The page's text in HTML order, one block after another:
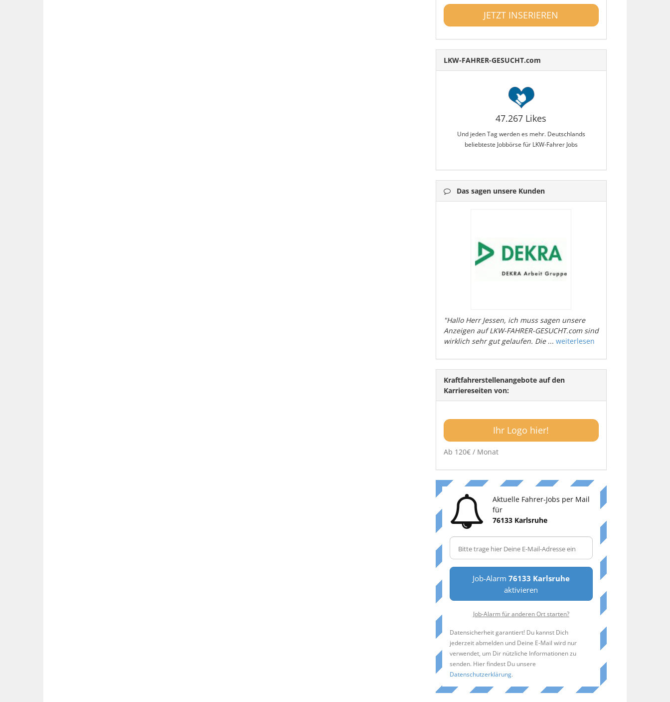
JETZT INSERIEREN
LKW-FAHRER-GESUCHT.com
47.267 Likes
Und jeden Tag werden es mehr. Deutschlands
beliebteste Jobbörse für LKW-Fahrer Jobs
Das sagen unsere Kunden
"Hallo Herr Jessen, ich muss sagen unsere
Anzeigen auf LKW-FAHRER-GESUCHT.com sind
wirklich sehr gut gelaufen. Die... weiterlesen
Kraftfahrerstellenangebote auf den
Karriereseiten von:
Ihr Logo hier!
Ab 120€ / Monat
Aktuelle Fahrer-Jobs per Mail
für
76133 Karlsruhe
Job-Alarm 76133 Karlsruhe
aktivieren
Job-Alarm für anderen Ort starten?
Datensicherheit garantiert! Du kannst Dich
jederzeit abmelden und Deine E-Mail wird nur
verwendet, um Dir nützliche Informationen zu
senden. Hier findest Du unsere
Datenschutzerklärung.